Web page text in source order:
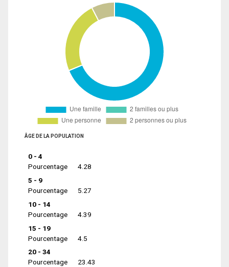
ÂGE DE LA POPULATION
0 - 4
Pourcentage
4.28
5 - 9
Pourcentage
5.27
10 - 14
Pourcentage
4.39
15 - 19
Pourcentage
4.5
20 - 34
Pourcentage
23.43